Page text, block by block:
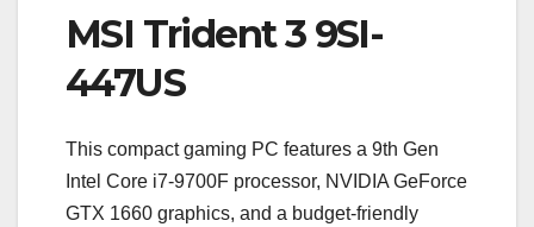
MSI Trident 3 9SI-
447US
This compact gaming PC features a 9th Gen
Intel Core i7-9700F processor, NVIDIA GeForce
GTX 1660 graphics, and a budget-friendly